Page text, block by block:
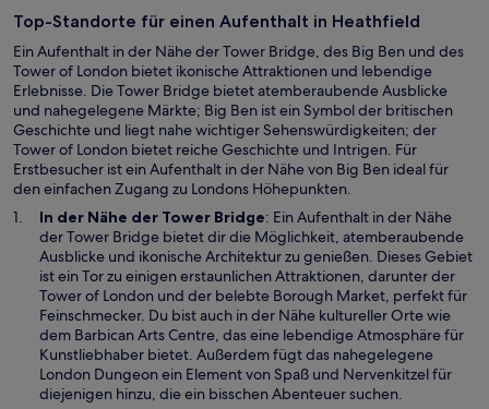
r
g
e
ö
f
f
n
e
t
Top-Standorte für einen Aufenthalt in Heathfield
Ein Aufenthalt in der Nähe der Tower Bridge, des Big Ben und des
Tower of London bietet ikonische Attraktionen und lebendige
Erlebnisse. Die Tower Bridge bietet atemberaubende Ausblicke
und nahegelegene Märkte; Big Ben ist ein Symbol der britischen
Geschichte und liegt nahe wichtiger Sehenswürdigkeiten; der
Tower of London bietet reiche Geschichte und Intrigen. Für
Erstbesucher ist ein Aufenthalt in der Nähe von Big Ben ideal für
den einfachen Zugang zu Londons Höhepunkten.
In der Nähe der Tower BridgeW
i
r
d
i
n
e
i
n
e
: Ein Aufenthalt in der Nähe
der Tower Bridge bietet dir die Möglichkeit, atemberaubende
Ausblicke und ikonische Architektur zu genießen. Dieses Gebiet
ist ein Tor zu einigen erstaunlichen Attraktionen, darunter der
Tower of LondonW
i
r
d
i
n
und der belebte Borough Market, perfekt für
Feinschmecker. Du bist auch in der Nähe kultureller Orte wie
dem Barbican Arts Centre, das eine lebendige Atmosphäre für
Kunstliebhaber bietet. Außerdem fügt das nahegelegene
London Dungeon ein Element von Spaß und Nervenkitzel für
diejenigen hinzu, die ein bisschen Abenteuer suchen.